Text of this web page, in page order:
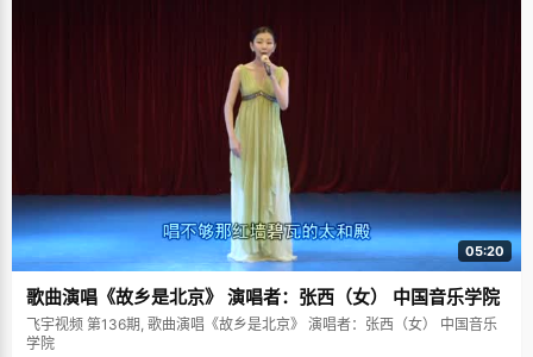
05:20
歌曲演唱《故乡是北京》 演唱者：张西（女） 中国音乐学院
飞宇视频 第136期, 歌曲演唱《故乡是北京》 演唱者：张西（女） 中国音乐
学院